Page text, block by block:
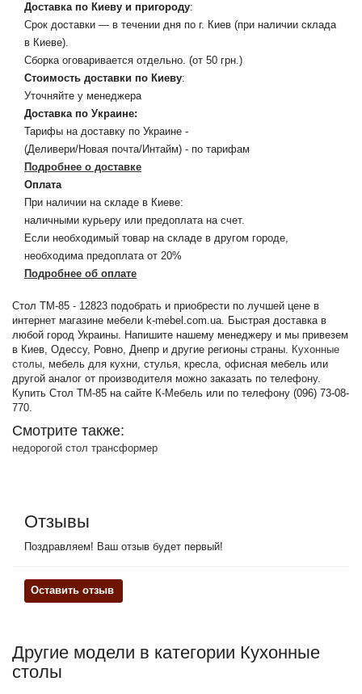
Доставка по Киеву и пригороду:
Срок доставки — в течении дня по г. Киев (при наличии склада
в Киеве).
Сборка оговаривается отдельно. (от 50 грн.)
Стоимость доставки по Киеву:
Уточняйте у менеджера
Доставка по Украине:
Тарифы на доставку по Украине -
(Деливери/Новая почта/Интайм) - по тарифам
Подробнее о доставке
Оплата
При наличии на складе в Киеве:
наличными курьеру или предоплата на счет.
Если необходимый товар на складе в другом городе,
необходима предоплата от 20%
Подробнее об оплате
Стол TM-85 - 12823 подобрать и приобрести по лучшей цене в
интернет магазине мебели k-mebel.com.ua. Быстрая доставка в
любой город Украины. Напишите нашему менеджеру и мы привезем
в Киев, Одессу, Ровно, Днепр и другие регионы страны. Кухонные
столы, мебель для кухни, стулья, кресла, офисная мебель или
другой аналог от производителя можно заказать по телефону.
Купить Стол TM-85 на сайте К-Мебель или по телефону (096) 73-08-
770.
Смотрите также:
недорогой стол трансформер
Отзывы
Поздравляем! Ваш отзыв будет первый!
Оставить отзыв
Другие модели в категории Кухонные
столы